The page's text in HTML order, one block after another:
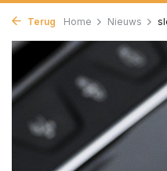
Terug Home Nieuws